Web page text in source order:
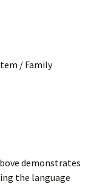
/ Family
demonstrates
the language